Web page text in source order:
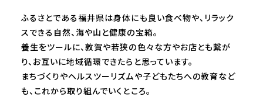
ふるさとである福井県は身体にも良い食べ物や、リラック
スできる自然、海や山と健康の宝箱。
養生をツールに、敦賀や若狭の色々な方やお店とも繋が
り、お互いに地域循環できたらと思っています。
まちづくりやヘルスツーリズムや子どもたちへの教育など
も、これから取り組んでいくところ。